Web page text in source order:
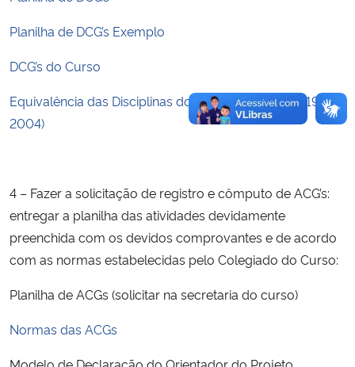
Planilha de DCG’s Exemplo
DCG’s do Curso
Equivalência das Disciplinas do Currículo Anterior (1992 –
2004)
4 – Fazer a solicitação de registro e cômputo de ACG’s:
entregar a planilha das atividades devidamente
preenchida com os devidos comprovantes e de acordo
com as normas estabelecidas pelo Colegiado do Curso:
Planilha de ACGs (solicitar na secretaria do curso)
Normas das ACGs
Modelo de Declaração do Orientador do Projeto